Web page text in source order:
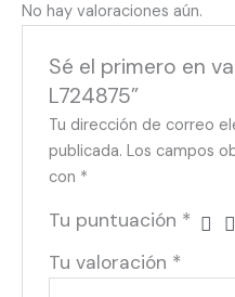
No hay valoraciones aún.
Sé el primero en
L724875”
Tu dirección de correo
publicada. Los campos
con *
Tu puntuación *
Tu valoración *